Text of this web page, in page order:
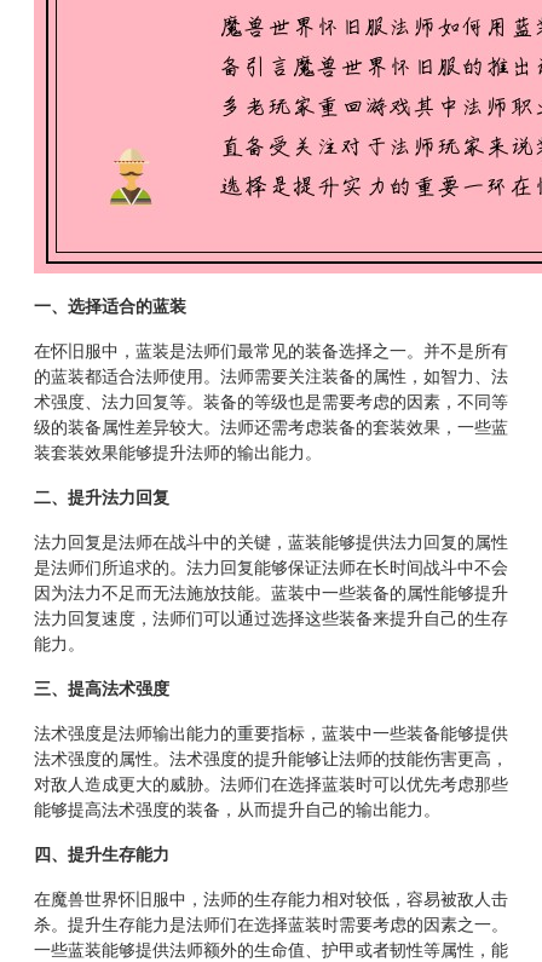
一、选择适合的蓝装
在怀旧服中，蓝装是法师们最常见的装备选择之一。并不是所有
的蓝装都适合法师使用。法师需要关注装备的属性，如智力、法
术强度、法力回复等。装备的等级也是需要考虑的因素，不同等
级的装备属性差异较大。法师还需考虑装备的套装效果，一些蓝
装套装效果能够提升法师的输出能力。
二、提升法力回复
法力回复是法师在战斗中的关键，蓝装能够提供法力回复的属性
是法师们所追求的。法力回复能够保证法师在长时间战斗中不会
因为法力不足而无法施放技能。蓝装中一些装备的属性能够提升
法力回复速度，法师们可以通过选择这些装备来提升自己的生存
能力。
三、提高法术强度
法术强度是法师输出能力的重要指标，蓝装中一些装备能够提供
法术强度的属性。法术强度的提升能够让法师的技能伤害更高，
对敌人造成更大的威胁。法师们在选择蓝装时可以优先考虑那些
能够提高法术强度的装备，从而提升自己的输出能力。
四、提升生存能力
在魔兽世界怀旧服中，法师的生存能力相对较低，容易被敌人击
杀。提升生存能力是法师们在选择蓝装时需要考虑的因素之一。
一些蓝装能够提供法师额外的生命值、护甲或者韧性等属性，能